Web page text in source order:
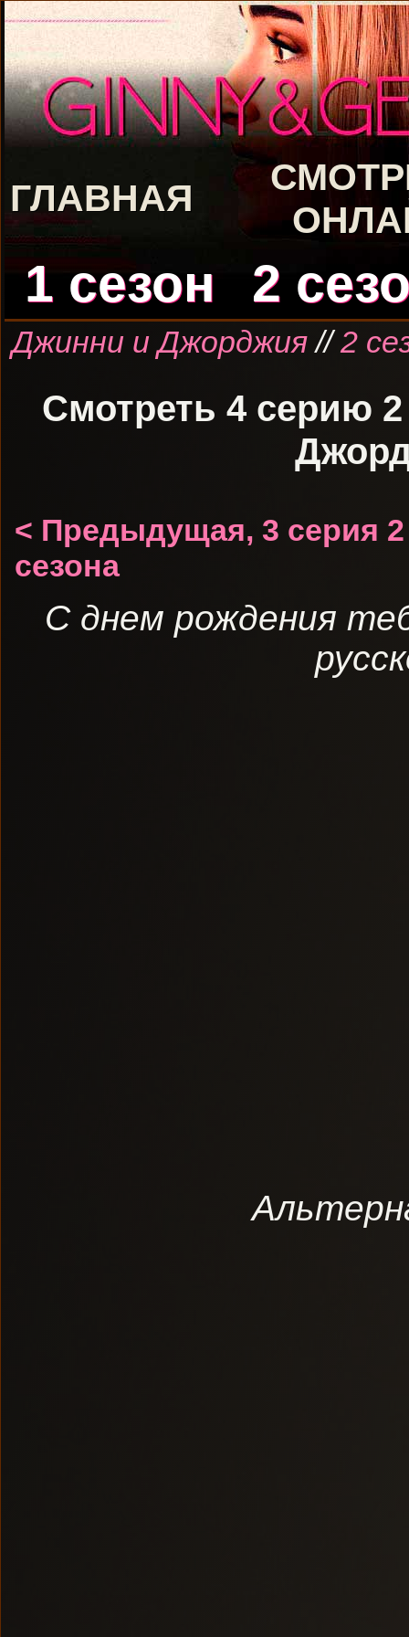
ГЛАВНАЯ
1 сезон 2
Джинни и Джорджия//2
Смотреть 4 серию
< Предыдущая, 3 серия 2
сезона
С днем рождения